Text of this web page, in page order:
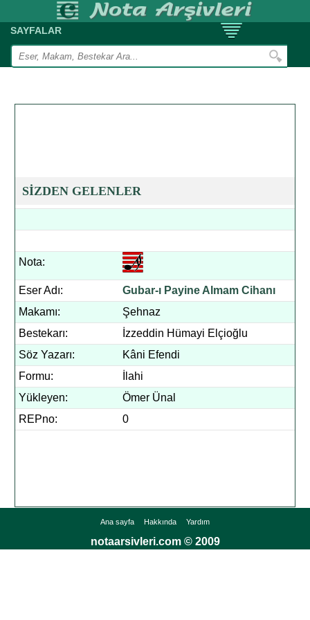
SAYFALAR
SİZDEN GELENLER
Nota:
Eser Adı:
Gubar-ı Payine Almam Cihanı
Makamı:
Şehnaz
Bestekarı:
İzzeddin Hümayi Elçioğlu
Söz Yazarı:
Kâni Efendi
Formu:
İlahi
Yükleyen:
Ömer Ünal
REPno:
0
Ana sayfa Hakkında Yardım
notaarsivleri.com © 2009